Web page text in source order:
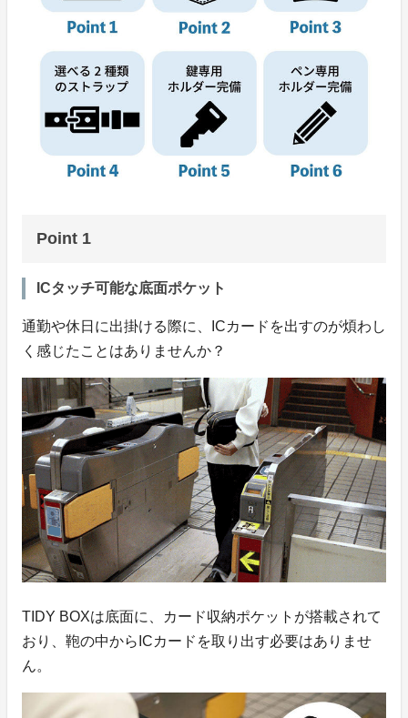
Point 1
ICタッチ可能な底面ポケット
通勤や休日に出掛ける際に、ICカードを出すのが煩わし
く感じたことはありませんか？
TIDY BOXは底面に、カード収納ポケットが搭載されて
おり、鞄の中からICカードを取り出す必要はありませ
ん。